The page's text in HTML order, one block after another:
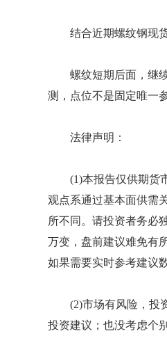
结合近期螺纹钢现货
螺纹短期后面，继续
测，点位不是固定唯一
法律声明：
(1)本报告仅供期货市
观点系通过基本面供需
所不同。请投资者务必
万变，盘前建议难免有
如果需要实时参考建议
(2)市场有风险，投资
投资建议；也没考虑个